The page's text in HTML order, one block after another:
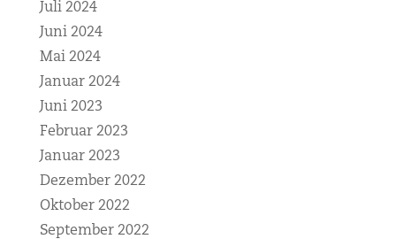
Juli 2024
Juni 2024
Mai 2024
Januar 2024
Juni 2023
Februar 2023
Januar 2023
Dezember 2022
Oktober 2022
September 2022